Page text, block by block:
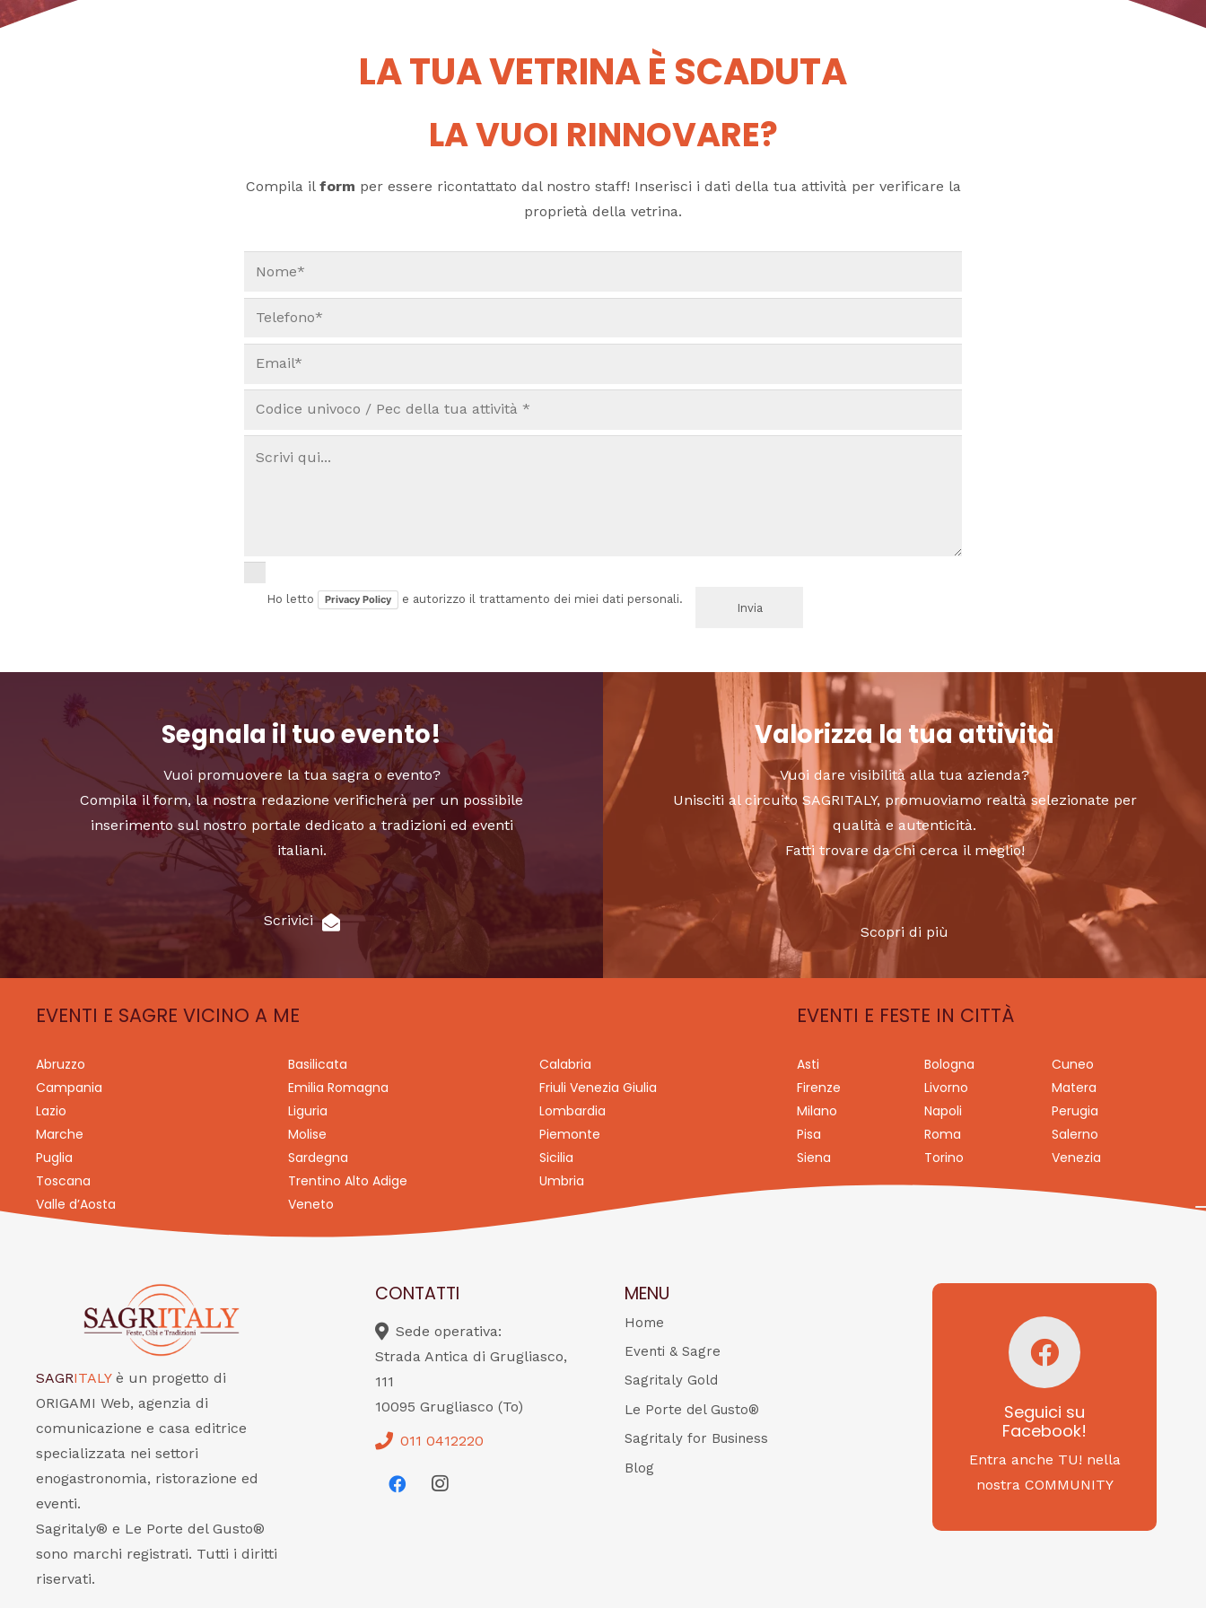
LA TUA VETRINA È SCADUTA
LA VUOI RINNOVARE?
Compila il form per essere ricontattato dal nostro staff! Inserisci i dati della tua attività per verificare la
proprietà della vetrina.
Ho letto Privacy Policy e autorizzo il trattamento dei miei dati personali.
Segnala il tuo evento!
Vuoi promuovere la tua sagra o evento?
Compila il form, la nostra redazione verificherà per un possibile
inserimento sul nostro portale dedicato a tradizioni ed eventi
italiani.
Scrivici
Valorizza la tua attività
Vuoi dare visibilità alla tua azienda?
Unisciti al circuito SAGRITALY, promuoviamo realtà selezionate per
qualità e autenticità.
Fatti trovare da chi cerca il meglio!
Scopri di più
EVENTI E SAGRE VICINO A ME
Abruzzo Basilicata
Calabria
Campania
Emilia Romagna
Friuli Venezia Giulia
Lazio
Liguria
Lombardia
Marche
Molise
Piemonte
Puglia
Sardegna
Sicilia
Toscana
Trentino Alto Adige
Umbria
Valle d’Aosta
Veneto
EVENTI E FESTE IN CITTÀ
Asti Bologna
Cuneo
Firenze
Livorno
Matera
Milano
Napoli
Perugia
Pisa
Roma
Salerno
Siena
Torino Venezia
SAGRITALY è un progetto di
ORIGAMI Web, agenzia di
comunicazione e casa editrice
specializzata nei settori
enogastronomia, ristorazione ed
eventi.
Sagritaly® e Le Porte del Gusto®
sono marchi registrati. Tutti i diritti
riservati.
CONTATTI
Sede operativa:
Strada Antica di Grugliasco,
111
10095 Grugliasco (To)
011 0412220
MENU
Home
Eventi & Sagre
Sagritaly Gold
Le Porte del Gusto®
Sagritaly for Business
Blog
Seguici su
Facebook!
Entra anche TU! nella
nostra COMMUNITY
Seguici su
Facebook!
SAGRITALY
Feste, cibi e tradizioni
da Nord a Sud...